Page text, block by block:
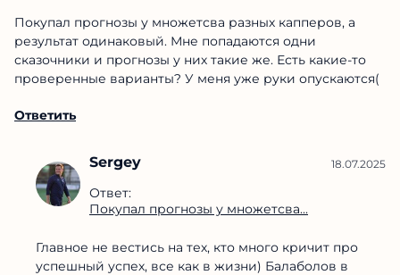
Покупал прогнозы у множетсва разных капперов, а
результат одинаковый. Мне попадаются одни
сказочники и прогнозы у них такие же. Есть какие-то
проверенные варианты? У меня уже руки опускаются(
Ответить
Sergey
Ответ:
Покупал прогнозы у множетсва...
18.07.2025
Главное не вестись на тех, кто много кричит про
успешный успех, все как в жизни) Балаболов в